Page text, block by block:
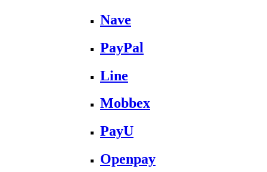
Nave
PayPal
Line
Mobbex
PayU
Openpay